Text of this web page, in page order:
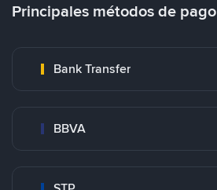
Principales métodos de pago
Bank Transfer
BBVA